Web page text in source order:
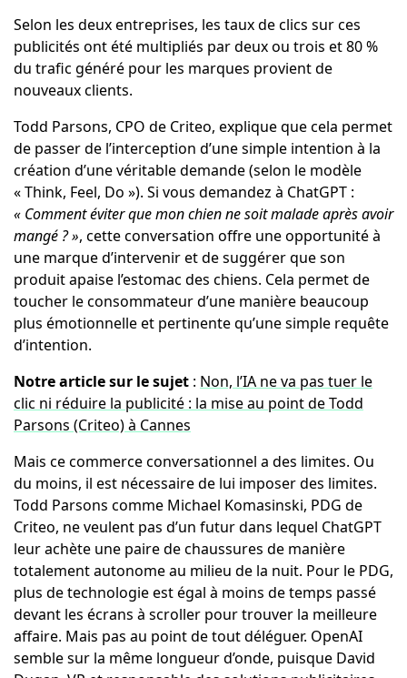
Selon les deux entreprises, les taux de clics sur ces
publicités ont été multipliés par deux ou trois et 80 %
du trafic généré pour les marques provient de
nouveaux clients.
Todd Parsons, CPO de Criteo, explique que cela permet
de passer de l’interception d’une simple intention à la
création d’une véritable demande (selon le modèle
« Think, Feel, Do »). Si vous demandez à ChatGPT :
« Comment éviter que mon chien ne soit malade après avoir
mangé ? », cette conversation offre une opportunité à
une marque d’intervenir et de suggérer que son
produit apaise l’estomac des chiens. Cela permet de
toucher le consommateur d’une manière beaucoup
plus émotionnelle et pertinente qu’une simple requête
d’intention.
Notre article sur le sujet: Non, l’IA ne va pas tuer le
clic ni réduire la publicité : la mise au point de Todd
Parsons (Criteo) à Cannes
Mais ce commerce conversationnel a des limites. Ou
du moins, il est nécessaire de lui imposer des limites.
Todd Parsons comme Michael Komasinski, PDG de
Criteo, ne veulent pas d’un futur dans lequel ChatGPT
leur achète une paire de chaussures de manière
totalement autonome au milieu de la nuit. Pour le PDG,
plus de technologie est égal à moins de temps passé
devant les écrans à scroller pour trouver la meilleure
affaire. Mais pas au point de tout déléguer. OpenAI
semble sur la même longueur d’onde, puisque David